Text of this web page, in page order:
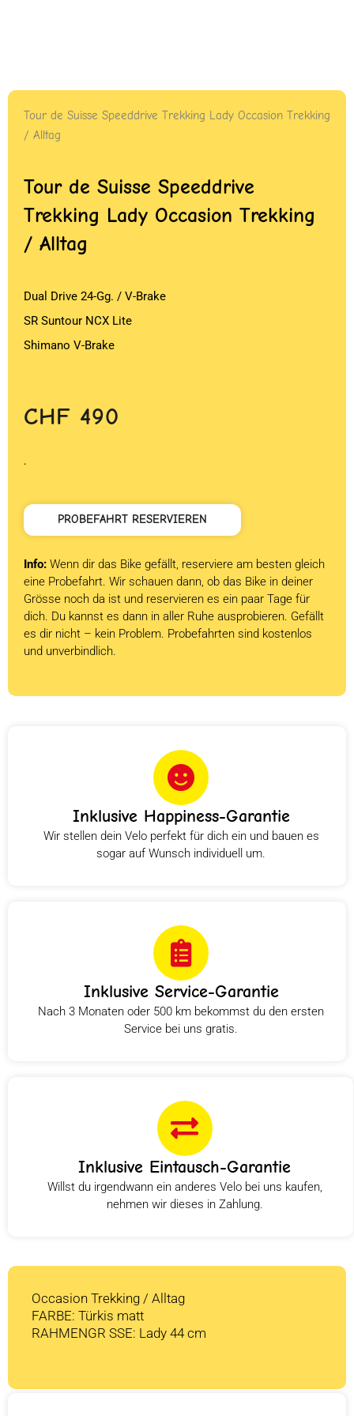
Tour de Suisse Speeddrive Trekking Lady Occasion Trekking
/ Alltag
Tour de Suisse Speeddrive
Trekking Lady Occasion Trekking
/ Alltag
Dual Drive 24-Gg. / V-Brake
SR Suntour NCX Lite
Shimano V-Brake
CHF 490
.
PROBEFAHRT RESERVIEREN
Info: Wenn dir das Bike gefällt, reserviere am besten gleich
eine Probefahrt. Wir schauen dann, ob das Bike in deiner
Grösse noch da ist und reservieren es ein paar Tage für
dich. Du kannst es dann in aller Ruhe ausprobieren. Gefällt
es dir nicht – kein Problem. Probefahrten sind kostenlos
und unverbindlich.
Inklusive Happiness-Garantie
Wir stellen dein Velo perfekt für dich ein und bauen es
sogar auf Wunsch individuell um.
Inklusive Service-Garantie
Nach 3 Monaten oder 500 km bekommst du den ersten
Service bei uns gratis.
Inklusive Eintausch-Garantie
Willst du irgendwann ein anderes Velo bei uns kaufen,
nehmen wir dieses in Zahlung.
Occasion Trekking / Alltag
FARBE: Türkis matt
RAHMENGR SSE: Lady 44 cm